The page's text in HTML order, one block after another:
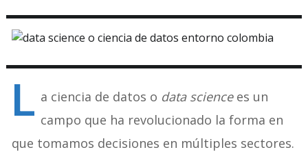
L a ciencia de datos o data sciencees un
campo que ha revolucionado la forma en
que tomamos decisiones en múltiples sectores.